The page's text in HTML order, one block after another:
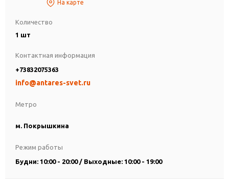
На карте
Количество
1 шт
Метро
м. Покрышкина
Контактная информация
+73832075363
info@antares-svet.ru
Режим работы
Будни: 10:00 - 20:00 / Выходные: 10:00 - 19:00